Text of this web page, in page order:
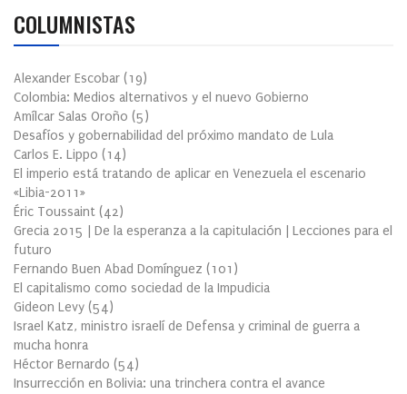
COLUMNISTAS
Alexander Escobar (19)
Colombia: Medios alternativos y el nuevo Gobierno
Amílcar Salas Oroño (5)
Desafíos y gobernabilidad del próximo mandato de Lula
Carlos E. Lippo (14)
El imperio está tratando de aplicar en Venezuela el escenario
«Libia-2011»
Éric Toussaint (42)
Grecia 2015 | De la esperanza a la capitulación | Lecciones para el
futuro
Fernando Buen Abad Domínguez (101 )
El capitalismo como sociedad de la Impudicia
Gideon Levy (54)
Israel Katz, ministro israelí de Defensa y criminal de guerra a
mucha honra
Héctor Bernardo (54)
Insurrección en Bolivia: una trinchera contra el avance